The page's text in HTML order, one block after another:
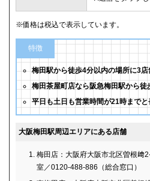
※価格は税込で表示しています。
特徴
梅田駅から徒歩4分以内の場所に3店
梅田茶屋町店なら阪急梅田駅から徒
平日も土日も営業時間が21時までと
大阪梅田駅周辺エリアにある店舗
梅田店：大阪府大阪市北区曽根﨑
室／0120-488-886（総合窓口）